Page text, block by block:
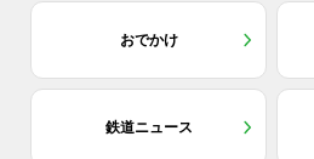
おでかけ
鉄道ニュース